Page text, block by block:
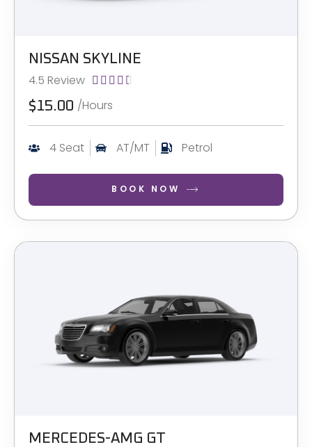
NISSAN SKYLINE
4.5 Review     
$15.00 /Hours
4 Seat AT/MT Petrol
BOOK NOW
MERCEDES-AMG GT